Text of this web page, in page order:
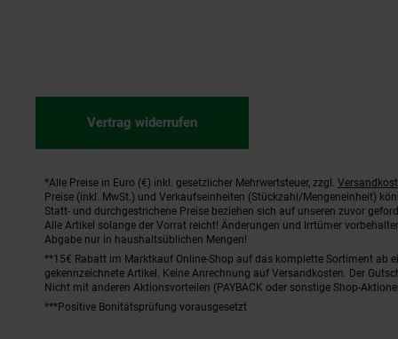
Vertrag widerrufen
Fußnoten
*Alle Preise in Euro (€) inkl. gesetzlicher Mehrwertsteuer, zzgl.
Preise (inkl. MwSt.) und Verkaufseinheiten (Stückzahl/Mengeneinheit)
Statt- und durchgestrichene Preise beziehen sich auf unseren zuvor
Alle Artikel solange der Vorrat reicht! Änderungen und Irrtümer
Abgabe nur in haushaltsüblichen Mengen!
**15€ Rabatt im Marktkauf Online-Shop auf das komplette Sortiment ab
gekennzeichnete Artikel. Keine Anrechnung auf Versandkosten. Der
Nicht mit anderen Aktionsvorteilen (PAYBACK oder sonstige Shop-
***Positive Bonitätsprüfung vorausgesetzt